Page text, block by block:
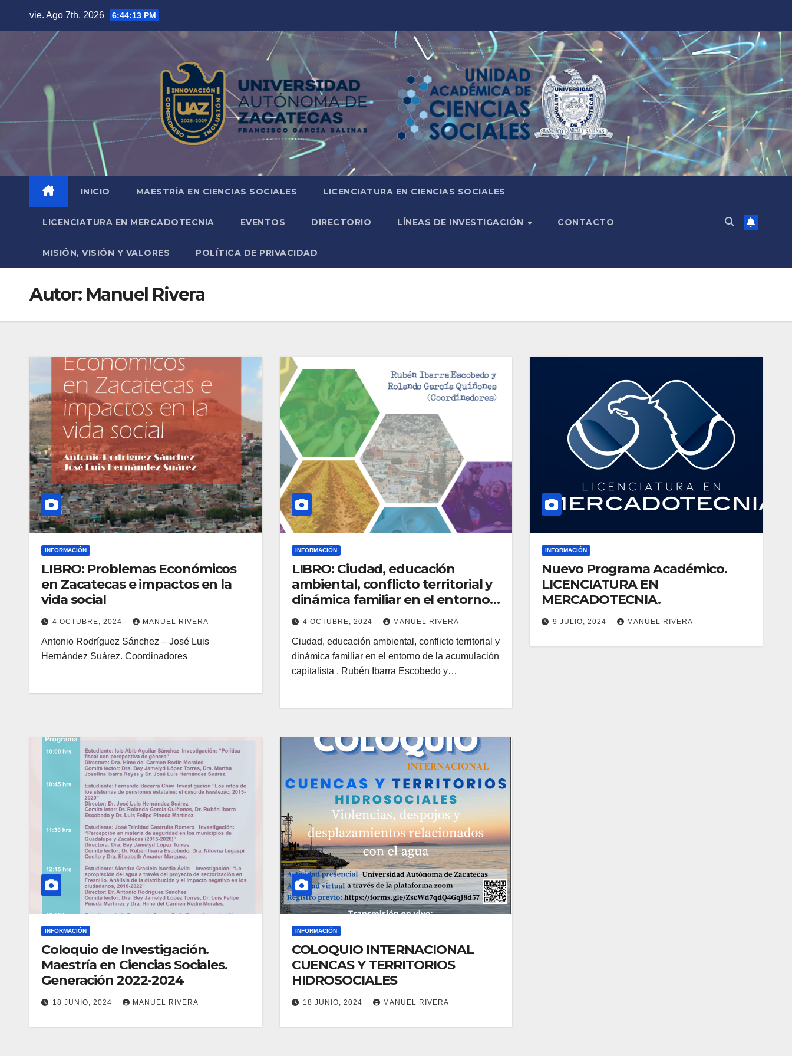
vie. Ago 7th, 2026 6:44:14 PM
INICIO MAESTRÍA EN CIENCIAS SOCIALES LICENCIATURA EN CIENCIAS SOCIALES
LICENCIATURA EN MERCADOTECNIA EVENTOS DIRECTORIO LÍNEAS DE INVESTIGACIÓN CONTACTO
MISIÓN, VISIÓN Y VALORES POLÍTICA DE PRIVACIDAD
Autor: Manuel Rivera
INFORMACIÓN
LIBRO: Problemas Económicos
en Zacatecas e impactos en la
vida social
4 OCTUBRE, 2024 MANUEL RIVERA
Antonio Rodríguez Sánchez – José Luis
Hernández Suárez. Coordinadores
INFORMACIÓN
LIBRO: Ciudad, educación
ambiental, conflicto territorial y
dinámica familiar en el entorno
de la acumulación capitalista.
4 OCTUBRE, 2024 MANUEL RIVERA
Ciudad, educación ambiental, conflicto territorial y
dinámica familiar en el entorno de la acumulación
capitalista . Rubén Ibarra Escobedo y…
INFORMACIÓN
Nuevo Programa Académico.
LICENCIATURA EN
MERCADOTECNIA.
9 JULIO, 2024 MANUEL RIVERA
INFORMACIÓN
Coloquio de Investigación.
Maestría en Ciencias Sociales.
Generación 2022-2024
18 JUNIO, 2024 MANUEL RIVERA
INFORMACIÓN
COLOQUIO INTERNACIONAL
CUENCAS Y TERRITORIOS
HIDROSOCIALES
18 JUNIO, 2024 MANUEL RIVERA